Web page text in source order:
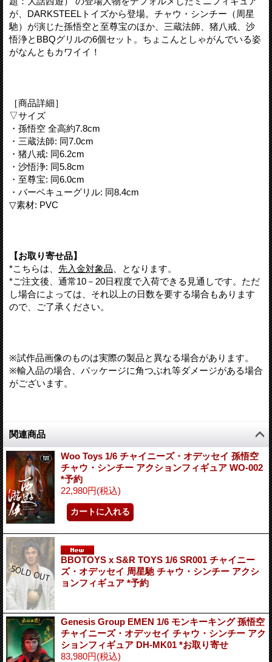
が、DARKSTEELトイズから登場。チャウ・シンチー（周星
馳）が演じた孫悟空と至尊宝のほか、三蔵法師、猪八戒、沙
悟浄とBBQグリルの6個セット。ちょこんとしゃがんでいる姿
がなんともカワイイ！
［商品詳細］
▽サイズ
・孫悟空 全高約7.8cm
・三蔵法師: 同7.0cm
・猪八戒: 同6.2cm
・沙悟浄: 同5.8cm
・至尊宝: 同6.0cm
・バーベキューグリル: 同8.4cm
▽素材: PVC
【お取り寄せ品】
*こちらは、 先入金対象品 、となります。
*ご注文後、通常10－20日程度で入荷できる見通しです。ただ
し場合によっては、それ以上の日数を要する場合もあります
ので、ご了承ください。
※試作品画像のものは実際の製品と異なる場合があります。
※輸入品の場合、パッケージに角つぶれ等ダメージがある場合
がございます。
関連商品
Woo Toys 1/6 チャイニーズ・オデッセイ 孫悟空
チャウ・シンチー アクションフィギュア WO-002
*予約
22,980円(税込)
BBOTOYS x S&R TOYS 1/6 SR001 チャイニー
ズ・オデッセイ 周星馳 チャウ・シンチー アクシ
ョンフィギュア *予約
Genesis Group EMEN 1/6 モンキーキング 孫悟空
チャイニーズ・オデッセイ チャウ・シンチー アク
ションフィギュア DH-MK01 *お取り寄せ
83,980円(税込)